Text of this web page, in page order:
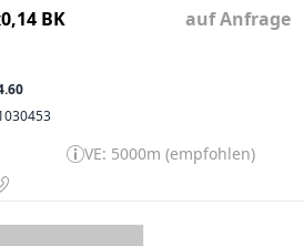
BK
auf Anfrage
VE: 5000m (empfohlen)